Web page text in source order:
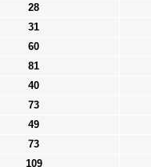
28
31
60
81
40
73
49
73
109